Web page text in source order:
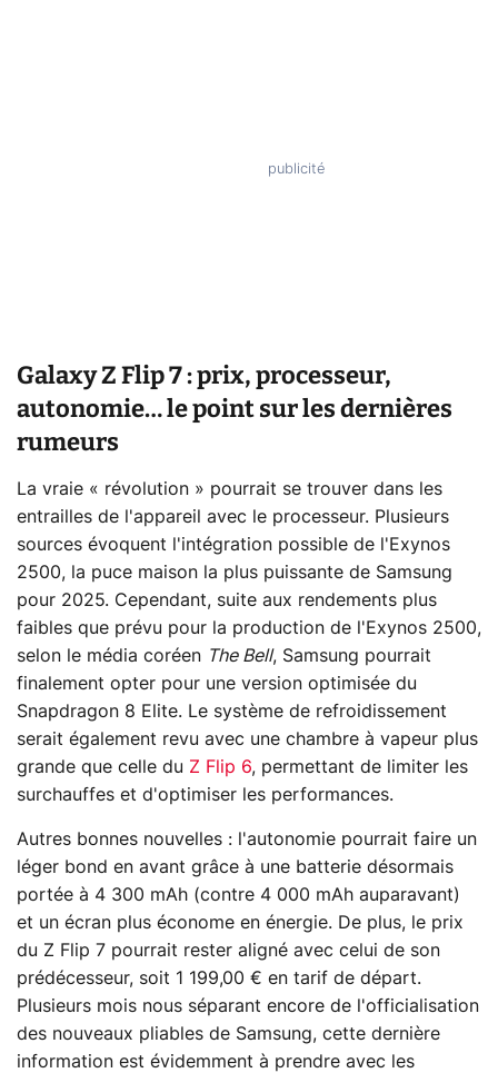
Galaxy Z Flip 7 : prix, processeur,
autonomie… le point sur les dernières
rumeurs
La vraie « révolution » pourrait se trouver dans les
entrailles de l'appareil avec le processeur. Plusieurs
sources évoquent l'intégration possible de l'Exynos
2500, la puce maison la plus puissante de Samsung
pour 2025. Cependant, suite aux rendements plus
faibles que prévu pour la production de l'Exynos 2500,
selon le média coréen The Bell, Samsung pourrait
finalement opter pour une version optimisée du
Snapdragon 8 Elite. Le système de refroidissement
serait également revu avec une chambre à vapeur plus
grande que celle du Z Flip 6, permettant de limiter les
surchauffes et d'optimiser les performances.
Autres bonnes nouvelles : l'autonomie pourrait faire un
léger bond en avant grâce à une batterie désormais
portée à 4 300 mAh (contre 4 000 mAh auparavant)
et un écran plus économe en énergie. De plus, le prix
du Z Flip 7 pourrait rester aligné avec celui de son
prédécesseur, soit 1 199,00 € en tarif de départ.
Plusieurs mois nous séparant encore de l'officialisation
des nouveaux pliables de Samsung, cette dernière
information est évidemment à prendre avec les